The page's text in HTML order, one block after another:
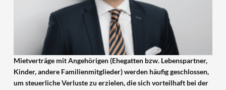
Mietverträge mit Angehörigen (Ehegatten bzw. Lebenspartner,
Kinder, andere Familienmitglieder) werden häufig geschlossen,
um steuerliche Verluste zu erzielen, die sich vorteilhaft bei der